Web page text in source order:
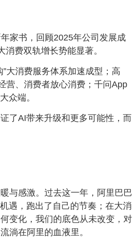
家书，回顾2025年公司发展成
消费双轨增长势能显著。
大消费服务体系加速成型；高
营、消费者放心消费；千问App
众端。
了AI带来升级和更多可能性，而
与感激。过去这一年，阿里巴巴
遇，跑出了自己的节奏；在大消
变化，我们的底色从未改变，对
淌在阿里的血液里。